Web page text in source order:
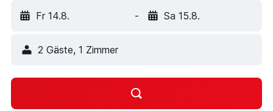
Fr 14.8. - Sa 15.8.
2 Gäste, 1 Zimmer